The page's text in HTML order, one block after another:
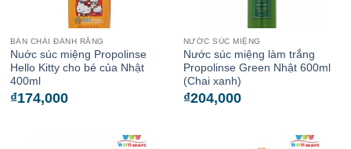
BÀN CHẢI ĐÁNH RĂNG
Nuớc súc miệng Propolinse
Hello Kitty cho bé của Nhật
400ml
₫174,000
NƯỚC SÚC MIỆNG
Nước súc miệng làm trắng
Propolinse Green Nhật 600ml
(Chai xanh)
₫204,000